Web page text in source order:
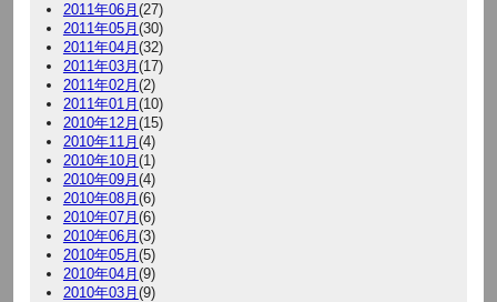
2011年06月 (27)
2011年05月 (30)
2011年04月 (32)
2011年03月 (17)
2011年02月 (2)
2011年01月 (10)
2010年12月 (15)
2010年11月 (4)
2010年10月 (1)
2010年09月 (4)
2010年08月 (6)
2010年07月 (6)
2010年06月 (3)
2010年05月 (5)
2010年04月 (9)
2010年03月 (9)